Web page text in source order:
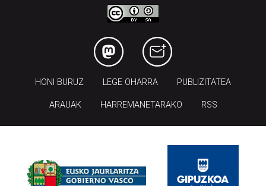
HONI BURUZ LEGE OHARRA PUBLIZITATEA
ARAUAK HARREMANETARAKO RSS